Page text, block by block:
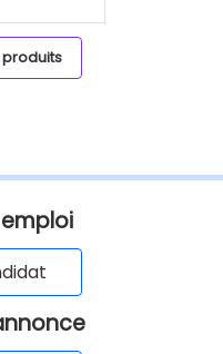
produits